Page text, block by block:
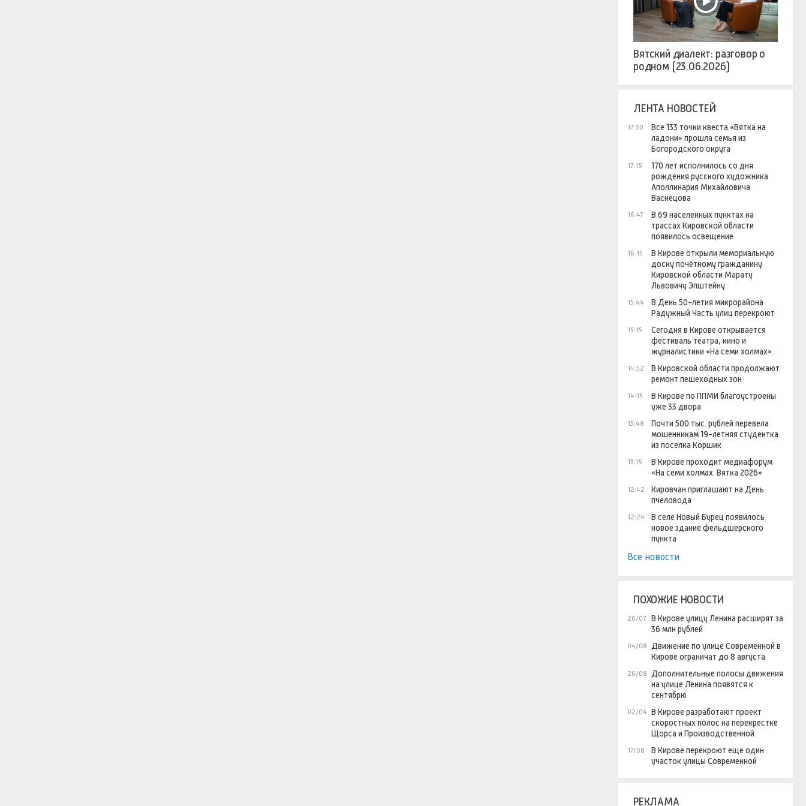
Вятский диалект: разговор о
родном (23.06.2026)
ЛЕНТА НОВОСТЕЙ
17:30
Все 133 точки квеста «Вятка на
ладони» прошла семья из
Богородского округа
17:15
170 лет исполнилось со дня
рождения русского художника
Аполлинария Михайловича
Васнецова
16:47
В 69 населенных пунктах на
трассах Кировской области
появилось освещение
16:15
В Кирове открыли мемориальную
доску почётному гражданину
Кировской области Марату
Львовичу Эпштейну
15:44
В День 50-летия микрорайона
Радужный Часть улиц перекроют
15:15
Сегодня в Кирове открывается
фестиваль театра, кино и
журналистики «На семи холмах».
14:52
В Кировской области продолжают
ремонт пешеходных зон
14:15
В Кирове по ППМИ благоустроены
уже 33 двора
13:48
Почти 500 тыс. рублей перевела
мошенникам 19-летняя студентка
из поселка Коршик
13:15
В Кирове проходит медиафорум
«На семи холмах. Вятка 2026»
12:42
Кировчан приглашают на День
пчеловода
12:24
В селе Новый Бурец появилось
новое здание фельдшерского
пункта
Все новости
ПОХОЖИЕ НОВОСТИ
20/07 В Кирове улицу Ленина расширят за
36 млн рублей
04/08
Движение по улице Современной в
Кирове ограничат до 8 августа
26/08
Дополнительные полосы движения
на улице Ленина появятся к
сентябрю
02/04 В Кирове разработают проект
скоростных полос на перекрестке
Щорса и Производственной
17/08
В Кирове перекроют еще один
участок улицы Современной
РЕКЛАМА